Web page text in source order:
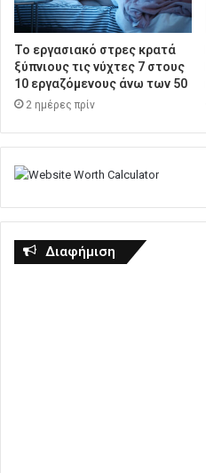
Το εργασιακό στρες κρατά
ξύπνιους τις νύχτες 7 στους
10 εργαζόμενους άνω των 50
2 ημέρες πρίν
Διαφήμιση